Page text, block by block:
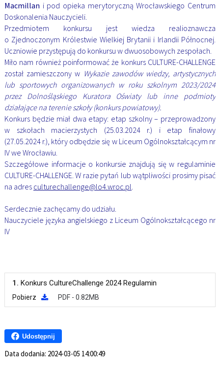
Macmillan i pod opieka merytoryczną Wrocławskiego Centrum
Doskonalenia Nauczycieli.
Przedmiotem konkursu jest wiedza realioznawcza
o Zjednoczonym Królestwie Wielkiej Brytanii i Irlandii Północnej.
Uczniowie przystępują do konkursu w dwuosobowych zespołach.
Miło nam również poinformować że konkurs CULTURE-CHALLENGE
został zamieszczony w Wykazie zawodów wiedzy, artystycznych
lub sportowych organizowanych w roku szkolnym 2023/2024
przez Dolnośląskiego Kuratora Oświaty lub inne podmioty
działające na terenie szkoły(konkurs powiatowy).
Konkurs będzie miał dwa etapy: etap szkolny – przeprowadzony
w szkołach macierzystych (25.03.2024 r.) i etap finałowy
(27.05.2024 r.), który odbędzie się w Liceum Ogólnokształcącym nr
IV we Wrocławiu.
Szczegółowe informacje o konkursie znajdują się w regulaminie
CULTURE-CHALLENGE. W razie pytań lub wątpliwości prosimy pisać
na adres culturechallenge@lo4.wroc.pl.
Serdecznie zachęcamy do udziału.
Nauczyciele języka angielskiego z Liceum Ogólnokształcącego nr
IV
1. Konkurs CultureChallenge 2024 Regulamin
Pobierz PDF - 0.82MB
Udostępnij
Data dodania: 2024-03-05 14:00:49